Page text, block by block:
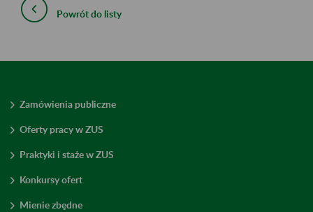
Powrót do listy
Zamówienia publiczne
Oferty pracy w ZUS
Praktyki i staże w ZUS
Konkursy ofert
Mienie zbędne